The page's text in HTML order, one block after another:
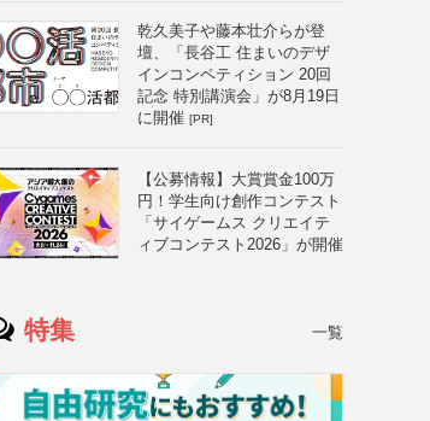
乾久美子や藤本壮介らが登
壇、「長谷工 住まいのデザ
インコンペティション 20回
記念 特別講演会」が8月19日
に開催 [PR]
【公募情報】大賞賞金100万
円！学生向け創作コンテスト
「サイゲームス クリエイテ
ィブコンテスト2026」が開催
特集 一覧